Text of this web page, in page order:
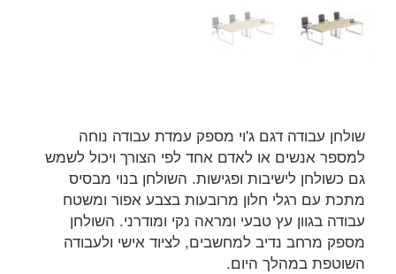
שולחן עבודה דגם ג'וי מספק עמדת עבודה נוחה
למספר אנשים או לאדם אחד לפי הצורך ויכול לשמש
גם כשולחן לישיבות ופגישות. השולחן בנוי מבסיס
מתכת עם רגלי חלון מרובעות בצבע אפור ומשטח
עבודה בגוון עץ טבעי ומראה נקי ומודרני. השולחן
מספק מרחב נדיב למחשבים, לציוד אישי ולעבודה
השוטפת במהלך היום.